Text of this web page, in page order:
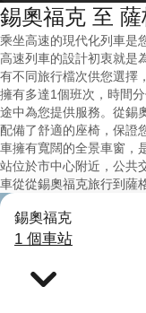
錫奧福克 至
乘坐高速的現代化列車是
高速列車的設計初衷就是
有不同旅行檔次供您選擇
擁有多達1個班次，時間
途中為您提供服務。從錫
配備了舒適的座椅，保證
車擁有寬闊的全景車窗，
站位於市中心附近，公共
車從從錫奧福克旅行到薩
錫奧福克
1 個車站